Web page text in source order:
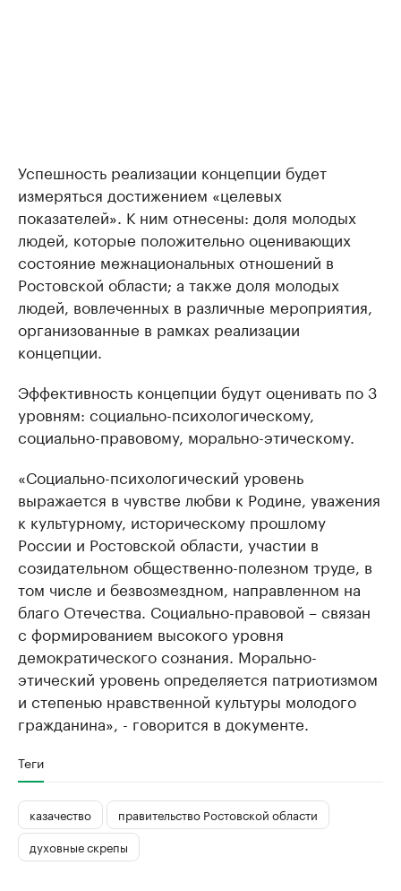
Успешность реализации концепции будет
измеряться достижением «целевых
показателей». К ним отнесены: доля молодых
людей, которые положительно оценивающих
состояние межнациональных отношений в
Ростовской области; а также доля молодых
людей, вовлеченных в различные мероприятия,
организованные в рамках реализации
концепции.
Эффективность концепции будут оценивать по 3
уровням: социально-психологическому,
социально-правовому, морально-этическому.
«Социально-психологический уровень
выражается в чувстве любви к Родине, уважения
к культурному, историческому прошлому
России и Ростовской области, участии в
созидательном общественно-полезном труде, в
том числе и безвозмездном, направленном на
благо Отечества. Социально-правовой – связан
с формированием высокого уровня
демократического сознания. Морально-
этический уровень определяется патриотизмом
и степенью нравственной культуры молодого
гражданина», - говорится в документе.
Теги
казачество
правительство Ростовской области
духовные скрепы